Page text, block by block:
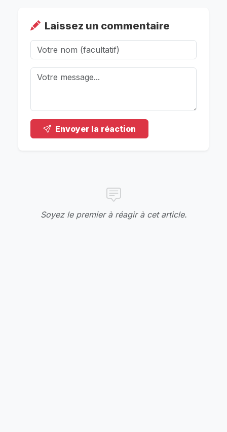
Laissez un commentaire
Envoyer la réaction
Soyez le premier à réagir à cet article.